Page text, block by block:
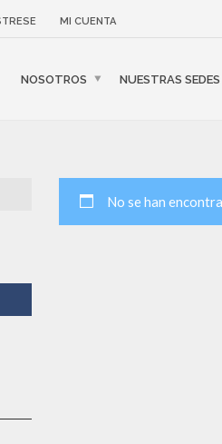
MI CUENTA
NOSOTROS NUESTRAS SEDES
No se han